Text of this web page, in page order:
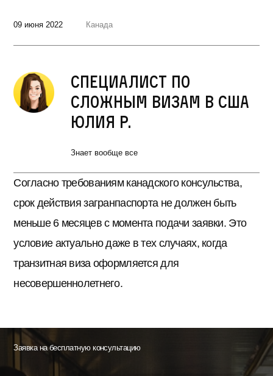
09 июня 2022 Канада
Специалист по
сложным визам в США
Юлия Р.
Знает вообще все
Согласно требованиям канадского консульства,
срок действия загранпаспорта не должен быть
меньше 6 месяцев с момента подачи заявки. Это
условие актуально даже в тех случаях, когда
транзитная виза оформляется для
несовершеннолетнего.
Заявка на бесплатную консультацию